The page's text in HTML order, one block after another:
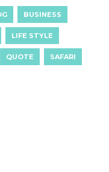
BUSINESS
LIFE STYLE
QUOTE SAFARI